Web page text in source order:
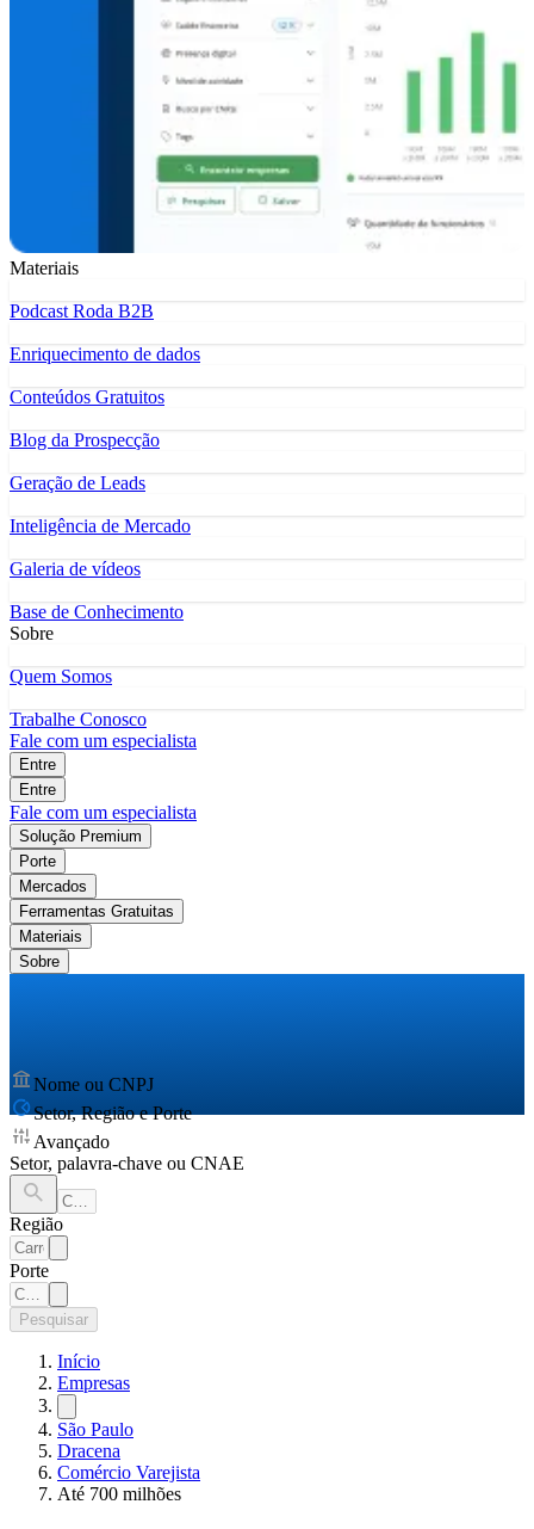
Materiais
Podcast Roda B2B
Enriquecimento de dados
Conteúdos Gratuitos
Blog da Prospecção
Geração de Leads
Inteligência de Mercado
Galeria de vídeos
Base de Conhecimento
Sobre
Quem Somos
Trabalhe Conosco
Fale com um especialista
Entre
Entre
Fale com um especialista
Solução Premium
Porte
Mercados
Ferramentas Gratuitas
Materiais
Sobre
Nome ou CNPJ
Setor, Região e Porte
Avançado
Setor, palavra-chave ou CNAE
Região
Porte
Pesquisar
Início
Empresas
São Paulo
Dracena
Comércio Varejista
Até 700 milhões